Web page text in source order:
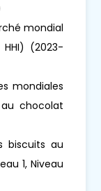
mondial
(2023-
mondiales
chocolat
biscuits au
1, Niveau